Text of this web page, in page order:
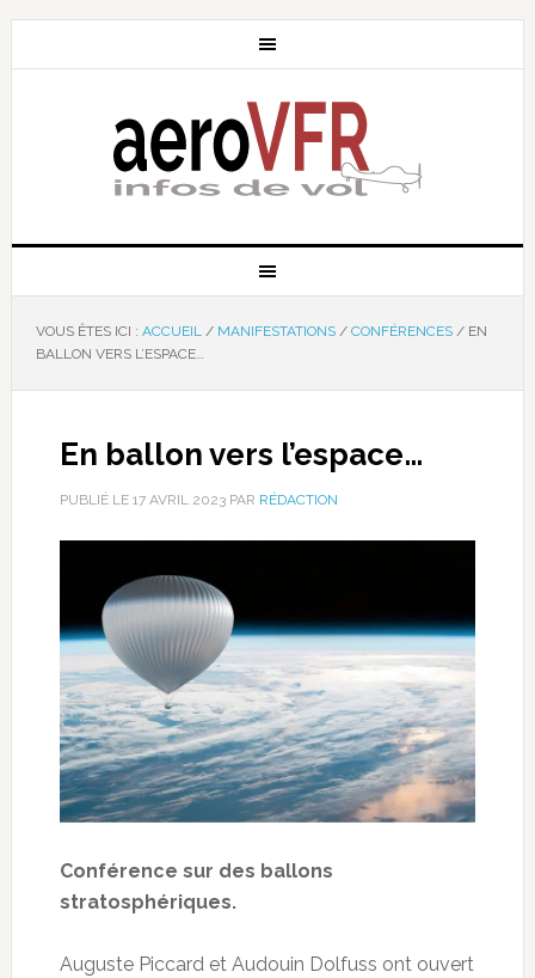
VOUS ÊTES ICI : ACCUEIL / MANIFESTATIONS / CONFÉRENCES /EN
BALLON VERS L’ESPACE…
En ballon vers l’espace…
PUBLIÉ LE 17 AVRIL 2023PAR RÉDACTION
Conférence sur des ballons
stratosphériques.
Auguste Piccard et Audouin Dolfuss ont ouvert